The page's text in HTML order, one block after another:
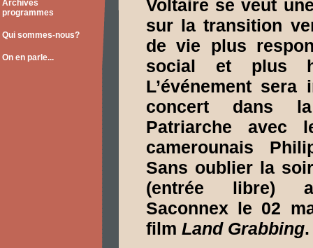
Archives
programmes
Qui sommes-nous?
On en parle...
Voltaire se veut
sur la transition
de vie plus
social et plus
L’événement sera
concert dans
Patriarche avec
camerounais
Sans oublier la
(entrée libre)
Saconnex le 02
film Land Grabbing.